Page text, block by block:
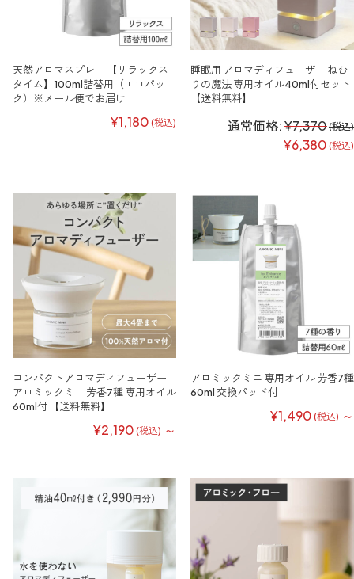
天然アロマスプレー 【リラックス
タイム】100ml詰替用（エコパッ
ク）※メール便でお届け
¥1,180 (税込)
睡眠用 アロマディフューザー ねむ
りの魔法 専用オイル40ml付セット
【送料無料】
通常価格:¥7,370(税込)
¥6,380 (税込)
コンパクトアロマディフューザー
アロミックミニ 芳香7種 専用オイル
60ml付 【送料無料】
¥2,190 (税込) ～
アロミックミニ 専用オイル 芳香7種
60ml 交換パッド付
¥1,490 (税込) ～